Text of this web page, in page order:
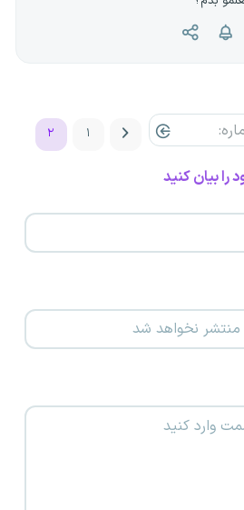
۱ ۲
را بیان کنید